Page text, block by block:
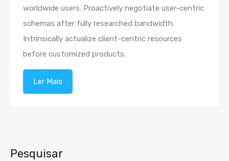
worldwide users. Proactively negotiate user-centric
schemas after fully researched bandwidth.
Intrinsically actualize client-centric resources
before customized products.
Ler Mais
Pesquisar